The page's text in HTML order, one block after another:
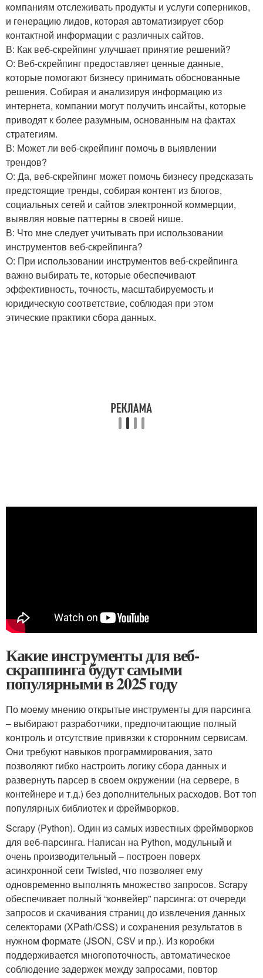
компаниям отслеживать продукты и услуги соперников,
и генерацию лидов, которая автоматизирует сбор
контактной информации с различных сайтов.
В: Как веб-скрейпинг улучшает принятие решений?
О: Веб-скрейпинг предоставляет ценные данные,
которые помогают бизнесу принимать обоснованные
решения. Собирая и анализируя информацию из
интернета, компании могут получить инсайты, которые
приводят к более разумным, основанным на фактах
стратегиям.
В: Может ли веб-скрейпинг помочь в выявлении
трендов?
О: Да, веб-скрейпинг может помочь бизнесу предсказать
предстоящие тренды, собирая контент из блогов,
социальных сетей и сайтов электронной коммерции,
выявляя новые паттерны в своей нише.
В: Что мне следует учитывать при использовании
инструментов веб-скрейпинга?
О: При использовании инструментов веб-скрейпинга
важно выбирать те, которые обеспечивают
эффективность, точность, масштабируемость и
юридическую соответствие, соблюдая при этом
этические практики сбора данных.
Какие инструменты для веб-
скраппинга будут самыми
популярными в 2025 году
По моему мнению открытые инструменты для парсинга
– выбирают разработчики, предпочитающие полный
контроль и отсутствие привязки к сторонним сервисам.
Они требуют навыков программирования, зато
позволяют гибко настроить логику сбора данных и
развернуть парсер в своем окружении (на сервере, в
контейнере и т.д.) без дополнительных расходов. Вот топ
популярных библиотек и фреймворков.
Scrapy (Python). Один из самых известных фреймворков
для веб-парсинга. Написан на Python, модульный и
очень производительный – построен поверх
асинхронной сети Twisted, что позволяет ему
одновременно выполнять множество запросов​. Scrapy
обеспечивает полный “конвейер” парсинга: от очереди
запросов и скачивания страниц до извлечения данных
селекторами (XPath/CSS) и сохранения результатов в
нужном формате (JSON, CSV и пр.)​. Из коробки
поддерживается многопоточность, автоматическое
соблюдение задержек между запросами, повтор